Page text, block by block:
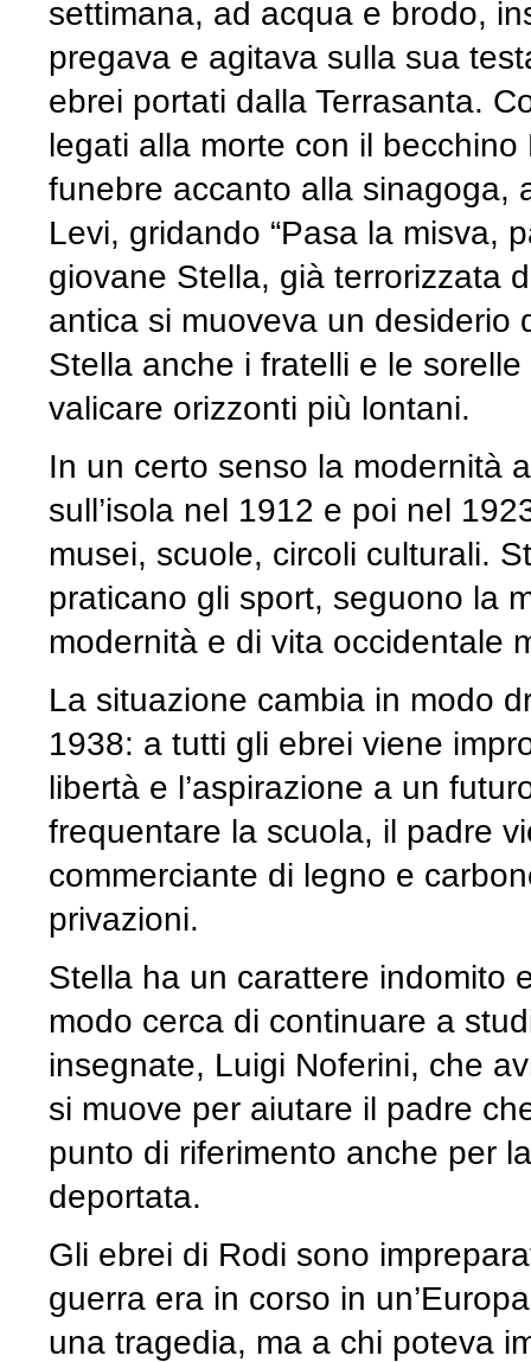
settimana, ad acqua e brodo,
pregava e agitava sulla sua
ebrei portati dalla Terrasanta.
legati alla morte con il
funebre accanto alla sinagoga,
Levi, gridando “Pasa la misva,
giovane Stella, già terrorizzata
antica si muoveva un desiderio
Stella anche i fratelli e le
valicare orizzonti più lontani.
In un certo senso la modernità
sull’isola nel 1912 e poi nel
musei, scuole, circoli culturali.
praticano gli sport, seguono la
modernità e di vita occidentale
La situazione cambia in modo
1938: a tutti gli ebrei viene
libertà e l’aspirazione a un
frequentare la scuola, il padre
commerciante di legno e
privazioni.
Stella ha un carattere indomito
modo cerca di continuare a
insegnate, Luigi Noferini, che
si muove per aiutare il padre
punto di riferimento anche per
deportata.
Gli ebrei di Rodi sono
guerra era in corso in
una tragedia, ma a chi poteva